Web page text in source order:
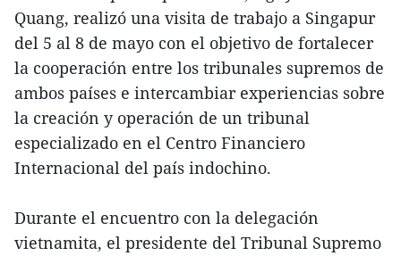
Quang, realizó una visita de trabajo a Singapur
del 5 al 8 de mayo con el objetivo de fortalecer
la cooperación entre los tribunales supremos de
ambos países e intercambiar experiencias sobre
la creación y operación de un tribunal
especializado en el Centro Financiero
Internacional del país indochino.
Durante el encuentro con la delegación
vietnamita, el presidente del Tribunal Supremo